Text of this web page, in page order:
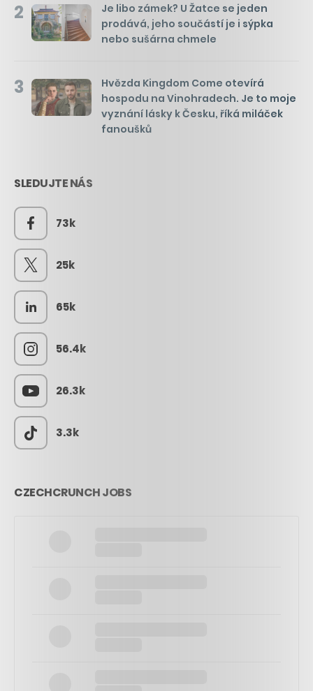
2
Je libo zámek? U Žatce se jeden
prodává, jeho součástí je i sýpka
nebo sušárna chmele
3
Hvězda Kingdom Come otevírá
hospodu na Vinohradech. Je to moje
vyznání lásky k Česku, říká miláček
fanoušků
SLEDUJTE NÁS
73k
25k
65k
56.4k
26.3k
3.3k
CZECHCRUNCH JOBS